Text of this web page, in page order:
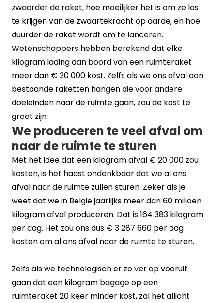
zwaarder de raket, hoe moeilijker het is om ze los
te krijgen van de zwaartekracht op aarde, en hoe
duurder de raket wordt om te lanceren.
Wetenschappers hebben berekend dat elke
kilogram lading aan boord van een ruimteraket
meer dan € 20 000 kost. Zelfs als we ons afval aan
bestaande raketten hangen die voor andere
doeleinden naar de ruimte gaan, zou de kost te
groot zijn.
We produceren te veel afval om
naar de ruimte te sturen
Met het idee dat een kilogram afval € 20 000 zou
kosten, is het haast ondenkbaar dat we al ons
afval naar de ruimte zullen sturen. Zeker als je
weet dat we in België jaarlijks meer dan 60 miljoen
kilogram afval produceren. Dat is 164 383 kilogram
per dag. Het zou ons dus € 3 287 660 per dag
kosten om al ons afval naar de ruimte te sturen.
Zelfs als we technologisch er zo ver op vooruit
gaan dat een kilogram bagage op een
ruimteraket 20 keer minder kost, zal het allicht